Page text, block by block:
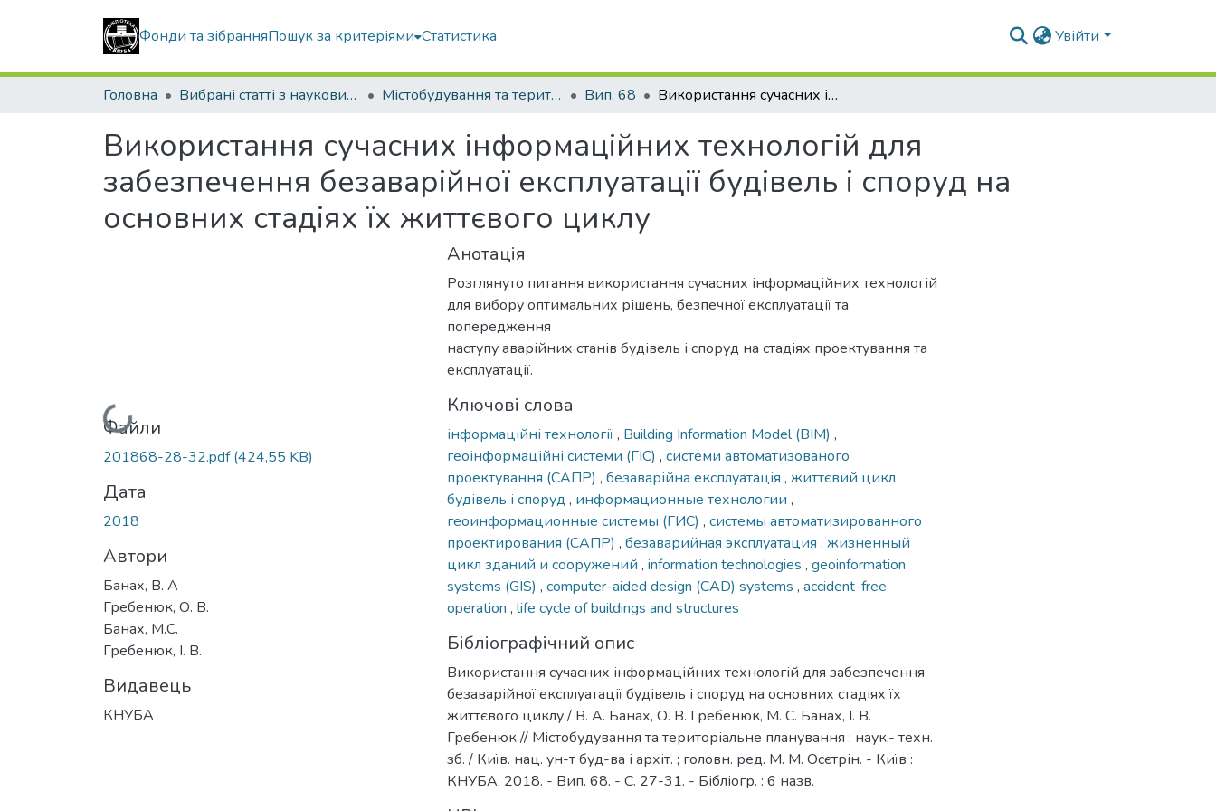
Фонди та зібранняПошук за критеріями Статистика Увійти
Головна Вибрані статті з наукових збірників КНУБА Містобудування та територіальне планування Вип. 68 Використання сучасних інформаційних технологій для забезпечення безаварійної експлуатації будівель і споруд на основних стадіях їх життєвого циклу
Використання сучасних інформаційних технологій для
забезпечення безаварійної експлуатації будівель і споруд на
основних стадіях їх життєвого циклу
Вантажиться...
Файли
201868-28-32.pdf(424,55 KB)
Дата
2018
Автори
Банах, В. А
Гребенюк, О. В.
Банах, М.С.
Гребенюк, І. В.
Видавець
КНУБА
Анотація
Розглянуто питання використання сучасних інформаційних технологій
для вибору оптимальних рішень, безпечної експлуатації та
попередження
наступу аварійних станів будівель і споруд на стадіях проектування та
експлуатації.
Ключові слова
інформаційні технології, Building Information Model (BIM) ,
геоінформаційні системи (ГІС) , системи автоматизованого
проектування (САПР) , безаварійна експлуатація , життєвий цикл
будівель і споруд , информационные технологии ,
геоинформационные системы (ГИС) , системы автоматизированного
проектирования (САПР) , безаварийная эксплуатация , жизненный
цикл зданий и сооружений , information technologies , geoinformation
systems (GIS) , computer-aided design (CAD) systems , accident-free
operation , life cycle of buildings and structures
Бібліографічний опис
Використання сучасних інформаційних технологій для забезпечення
безаварійної експлуатації будівель і споруд на основних стадіях їх
життєвого циклу / В. А. Банах, О. В. Гребенюк, М. С. Банах, І. В.
Гребенюк // Містобудування та територіальне планування : наук.- техн.
зб. / Київ. нац. ун-т буд-ва і архіт. ; головн. ред. М. М. Осєтрін. - Київ :
КНУБА, 2018. - Вип. 68. - С. 27-31. - Бібліогр. : 6 назв.